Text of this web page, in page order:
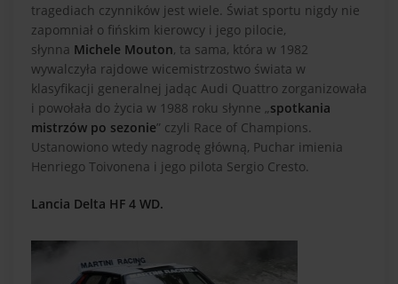
tragediach czynników jest wiele. Świat sportu nigdy nie
zapomniał o fińskim kierowcy i jego pilocie,
słynna Michele Mouton, ta sama, która w 1982
wywalczyła rajdowe wicemistrzostwo świata w
klasyfikacji generalnej jadąc Audi Quattro zorganizowała
i powołała do życia w 1988 roku słynne „spotkania
mistrzów po sezonie” czyli Race of Champions.
Ustanowiono wtedy nagrodę główną, Puchar imienia
Henriego Toivonena i jego pilota Sergio Cresto.
Lancia Delta HF 4 WD.